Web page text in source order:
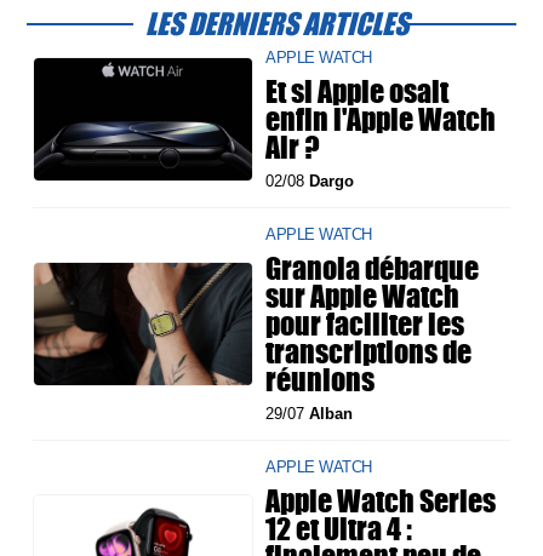
LES DERNIERS ARTICLES
APPLE WATCH
Et si Apple osait
enfin l'Apple Watch
Air ?
02/08 Dargo
APPLE WATCH
Granola débarque
sur Apple Watch
pour faciliter les
transcriptions de
réunions
29/07Alban
APPLE WATCH
Apple Watch Series
12 et Ultra 4 :